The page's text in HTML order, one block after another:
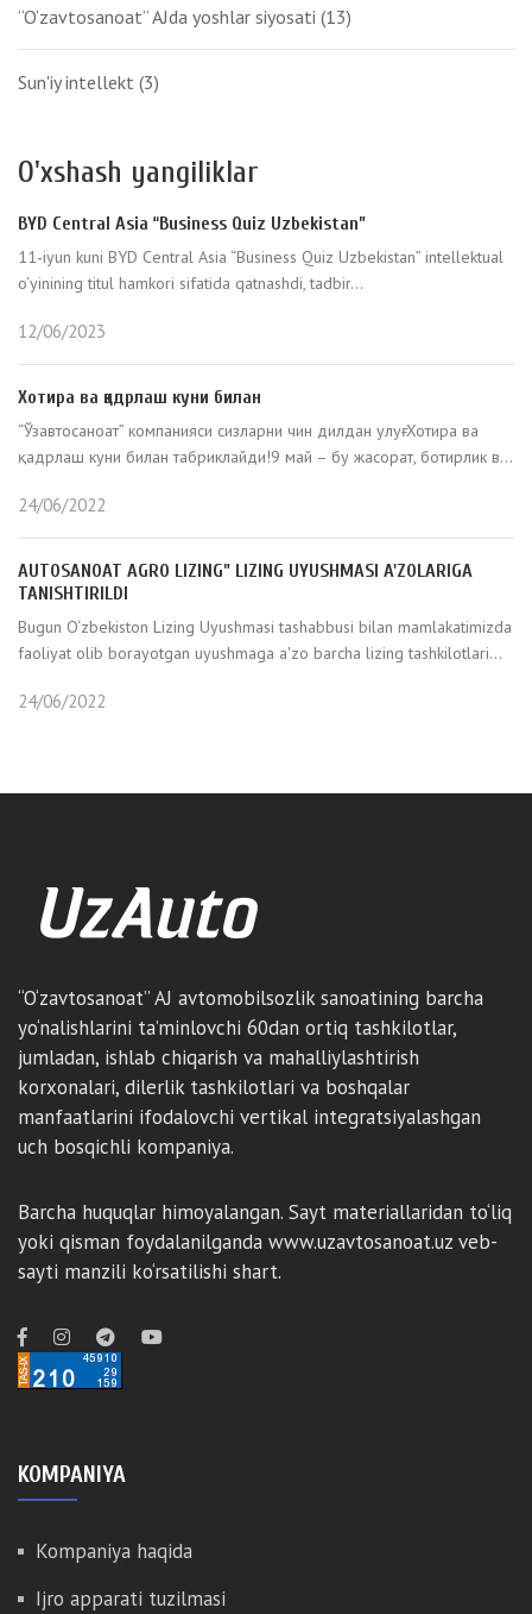
“O‘zavtosanoat” AJda yoshlar siyosati (13)
Sun'iy intellekt (3)
O'xshash yangiliklar
BYD Central Asia “Business Quiz Uzbekistan”
11-iyun kuni BYD Central Asia “Business Quiz Uzbekistan” intellektual
o‘yinining titul hamkori sifatida qatnashdi, tadbir...
12/06/2023
Хотира ва қадрлаш куни билан
“Ўзавтосаноат” компанияси сизларни чин дилдан улуғ Хотира ва
қадрлаш куни билан табриклайди!9 май – бу жасорат, ботирлик в...
24/06/2022
AUTOSANOAT AGRO LIZING” LIZING UYUSHMASI A'ZOLARIGA
TANISHTIRILDI
Bugun O‘zbekiston Lizing Uyushmasi tashabbusi bilan mamlakatimizda
faoliyat olib borayotgan uyushmaga a'zo barcha lizing tashkilotlari...
24/06/2022
“O‘zavtosanoat” AJ avtomobilsozlik sanoatining barcha
yo‘nalishlarini ta’minlovchi 60dan ortiq tashkilotlar,
jumladan, ishlab chiqarish va mahalliylashtirish
korxonalari, dilerlik tashkilotlari va boshqalar
manfaatlarini ifodalovchi vertikal integratsiyalashgan
uch bosqichli kompaniya.
Barcha huquqlar himoyalangan. Sayt materiallaridan to‘liq
yoki qisman foydalanilganda www.uzavtosanoat.uz veb-
sayti manzili ko‘rsatilishi shart.
KOMPANIYA
Kompaniya haqida
Ijro apparati tuzilmasi